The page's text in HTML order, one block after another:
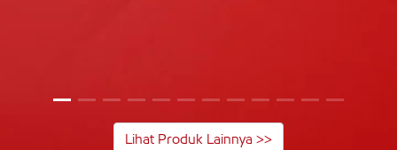
Lihat Produk Lainnya >>